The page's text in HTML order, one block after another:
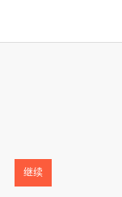
继续